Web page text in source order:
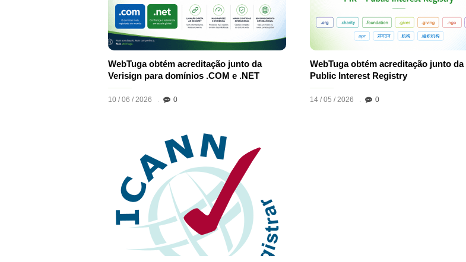
WebTuga obtém acreditação junto da
Verisign para domínios .COM e .NET
10 / 06 / 2026 0
WebTuga obtém acreditação junto da
Public Interest Registry
14 / 05 / 2026 0